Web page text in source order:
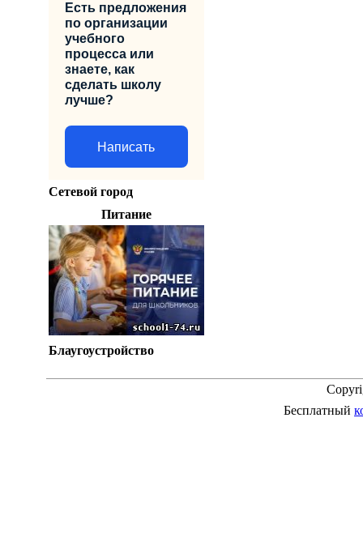
Есть предложения
по организации
учебного
процесса или
знаете, как
сделать школу
лучше?
Написать
Сетевой город
Питание
Блаугоустройство
Бесплатный